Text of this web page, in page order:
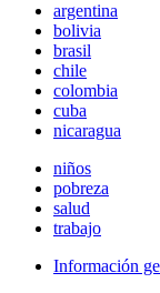
argentina
bolivia
brasil
chile
colombia
cuba
nicaragua
niños
pobreza
salud
trabajo
Información